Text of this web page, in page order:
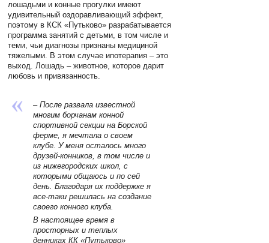
лошадьми и конные прогулки имеют
удивительный оздоравливающий эффект,
поэтому в КСК «Путьково» разрабатывается
программа занятий с детьми, в том числе и
теми, чьи диагнозы признаны медициной
тяжелыми. В этом случае ипотерапия – это
выход. Лошадь – животное, которое дарит
любовь и привязанность.
– После развала известной
многим борчанам конной
спортивной секции на Борской
ферме, я мечтала о своем
клубе. У меня осталось много
друзей-конников, в том числе и
из нижегородских школ, с
которыми общаюсь и по сей
день. Благодаря их поддержке я
все-таки решилась на создание
своего конного клуба.
В настоящее время в
просторных и теплых
денниках КК «Путьково»